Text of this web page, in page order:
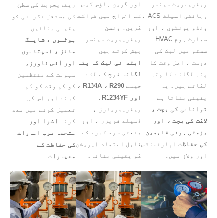
ریفریجریٹ سینسر
رہائشی اسپلٹ ACS ،
ونڈو یونٹوں ، اور
سمارٹ ہوم HVAC
سسٹم میں لیک کی
درست ، اصل وقت کا
پتہ لگانے کا پتہ
لگاتے ہیں۔ یہ
یقینی بناتا ہے
توانائی کی بچت ،
لاگت کی بچت ، اور
بڑھتی ہوئی قابضین
کی حفاظت اپارٹمنٹس
اور ولاز میں۔
اور گرین ہاؤس گیس
کے اخراج میں شراکت
کریں۔ ونسن
ریفریجریٹ سینسر
پیش کرتے ہیں
ابتدائی لیک کا پتہ
لگانا
فرج کے لئے
جیسے
R134A ، R290 ،
اور R1234YF
،
ریفریجریٹرز ،
ڈسپلے فریزر ، اور
صنعتی سرد کمرے کے
قابل اعتماد آپریشن
کو یقینی بنانا۔
ریفریجریٹ کی سطح
کی مستقل نگرانی کو
یقینی بنائیں
ہوٹلوں ، شاپنگ
مالز ، اسپتالوں
اور آفس ٹاورز ،
سہولت کے منتظمین
کو کم وقت کو کم
کرنے اور اس کی
تعمیل کرنے میں مدد
کرنا
اشرا اور
متحدہ عرب امارات
کی حفاظت کے
معیارات.